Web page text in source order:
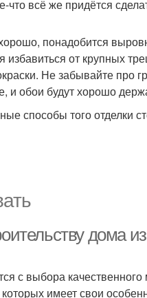
что всё же придётся
понадобится
избавиться от крупных
Не забывайте про
и обои будут хорошо
способы того отделки
дома
с выбора
имеет свои